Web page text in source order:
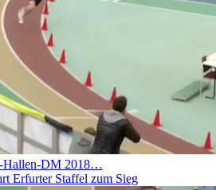
Hallen-DM 2018…
Erfurter Staffel zum Sieg